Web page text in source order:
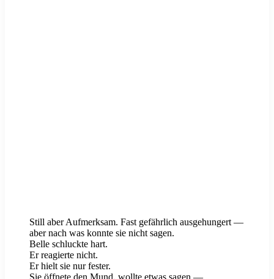
Still aber Aufmerksam. Fast gefährlich ausgehungert —
aber nach was konnte sie nicht sagen.
Belle schluckte hart.
Er reagierte nicht.
Er hielt sie nur fester.